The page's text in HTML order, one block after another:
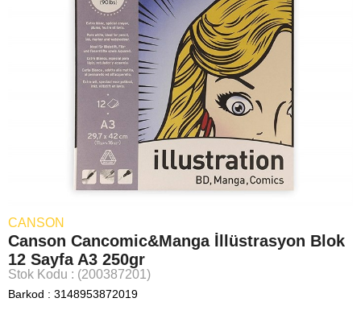
CANSON
Canson Cancomic&Manga İllüstrasyon Blok
12 Sayfa A3 250gr
Stok Kodu (200387201)
Barkod : 3148953872019